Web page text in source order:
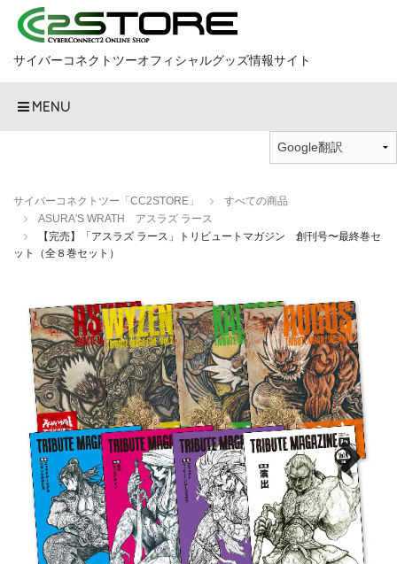
サイバーコネクトツーオフィシャルグッズ情報サイト
MENU
サイバーコネクトツー「CC2STORE」
すべての商品
ASURA'S WRATH アスラズ ラース
【完売】「アスラズ ラース」トリビュートマガジン 創刊号〜最終巻セ
ット（全８巻セット）
Next